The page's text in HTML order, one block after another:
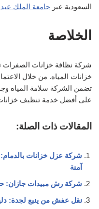
السعودية عبر جامعة الملك عبد
الخلاصة
شركة نظافة خزانات الصفرات
خزانات المياه. من خلال
تضمن الشركة سلامة المياه
على أفضل خدمة تنظيف
المقالات ذات الصلة:
شركة عزل خزانات بالدمام:
آمنة
شركة رش مبيدات جازان:
نقل عفش من ينبع لجدة: